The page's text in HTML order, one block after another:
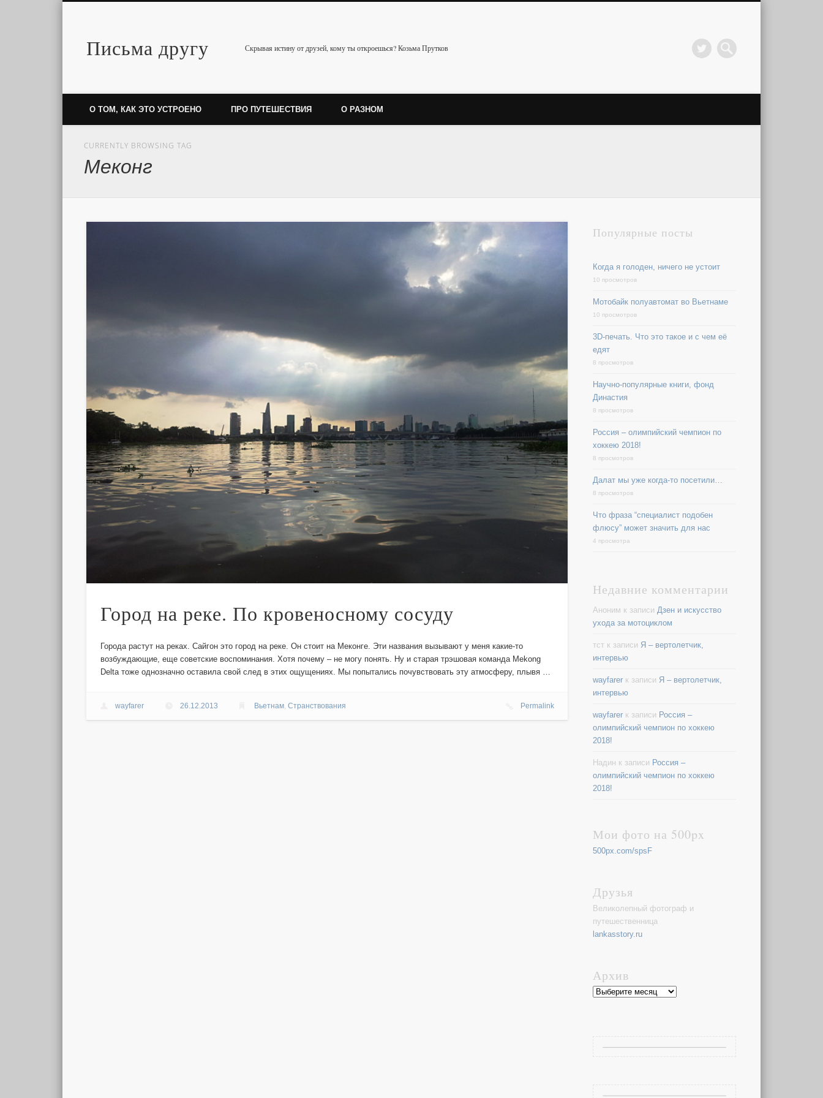
Письма другу Скрывая истину от друзей, кому ты откроешься? Козьма Прутков
Twitter
О ТОМ, КАК ЭТО УСТРОЕНО ПРО ПУТЕШЕСТВИЯ О РАЗНОМ
CURRENTLY BROWSING TAG
Меконг
Город на реке. По кровеносному сосуду
Города растут на реках. Сайгон это город на реке. Он стоит на Меконге. Эти названия вызывают у меня какие-то
возбуждающие, еще советские воспоминания. Хотя почему – не могу понять. Ну и старая трэшовая команда Mekong
Delta тоже однозначно оставила свой след в этих ощущениях. Мы попытались почувствовать эту атмосферу, плывя …
wayfarer 26.12.2013 Вьетнам, Странствования Permalink
Популярные посты
Когда я голоден, ничего не устоит
10 просмотров
Мотобайк полуавтомат во Вьетнаме
10 просмотров
3D-печать. Что это такое и с чем её
едят
8 просмотров
Научно-популярные книги, фонд
Династия
8 просмотров
Россия – олимпийский чемпион по
хоккею 2018!
8 просмотров
Далат мы уже когда-то посетили…
8 просмотров
Что фраза “специалист подобен
флюсу” может значить для нас
4 просмотра
Недавние комментарии
Аноним к записи Дзен и искусство
ухода за мотоциклом
тст к записи Я – вертолетчик,
интервью
wayfarer к записи Я – вертолетчик,
интервью
wayfarer к записи Россия –
олимпийский чемпион по хоккею
2018!
Надин к записи Россия –
олимпийский чемпион по хоккею
2018!
Мои фото на 500px
500px.com/spsF
Друзья
Великолепный фотограф и
путешественница
lankasstory.ru
Архив
Архив